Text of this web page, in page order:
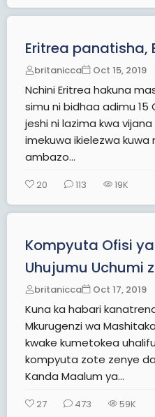
Eritrea panatisha,
britanicca Oct 15, 2019
Nchini Eritrea hakuna
simu ni bidhaa adimu 15
jeshi ni lazima kwa
imekuwa ikielezwa kuwa
ambazo...
20 113 19K
Kompyuta Ofisi ya
Uhujumu Uchumi
britanicca Oct 17, 2019
Kuna ka habari
Mkurugenzi wa
kwake kumetokea
kompyuta zote zenye
Kanda Maalum ya...
27 473 59K